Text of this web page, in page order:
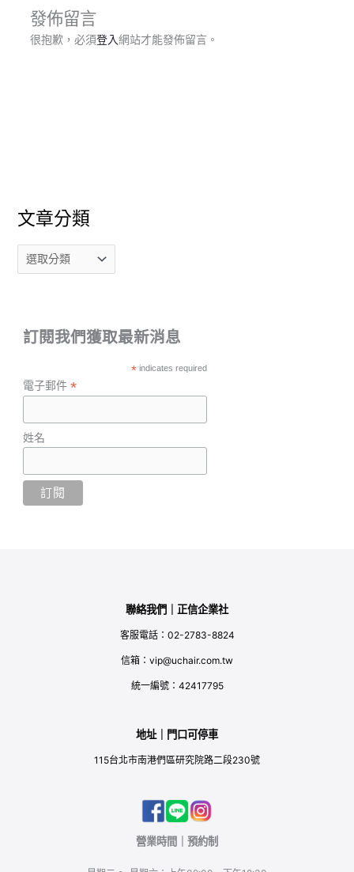
發佈留言
很抱歉，必須登入網站才能發佈留言。
文章分類
訂閱我們獲取最新消息
*indicates required
電子郵件*
姓名
聯絡我們｜正信企業社
客服電話：02-2783-8824
信箱：vip@uchair.com.tw
統一編號：42417795
地址｜門口可停車
115台北市南港們區研究院路二段230號
營業時間｜預約制